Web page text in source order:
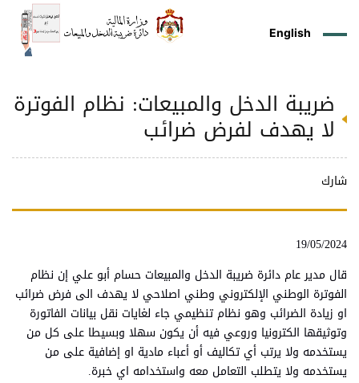
English
ضريبة الدخل والمبيعات: نظام الفوترة
لا يهدف لفرض ضرائب
شارك
19/05/2024
قال مدير عام دائرة ضريبة الدخل والمبيعات حسام أبو علي إن نظام
الفوترة الوطني الإلكتروني وطني اصلاحي لا يهدف الى فرض ضرائب
او زيادة الضرائب وهو نظام تنظيمي جاء لغايات نقل بيانات الفاتورة
وتوثيقها الكترونيا وروعي فيه أن يكون سهلا وبسيطا على كل من
يستخدمه ولا يرتب أي تكاليف أو أعباء مادية او إضافية على من
يستخدمه ولا يتطلب التعامل معه واستخدامه اي خبرة.